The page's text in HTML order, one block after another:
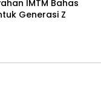
IMTM Bahas
Generasi Z